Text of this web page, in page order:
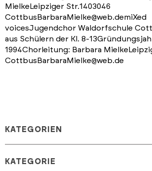
MielkeLeipziger Str.1403046
CottbusBarbaraMielke@web.demiXed
voicesJugendchor Waldorfschule
aus Schülern der Kl. 8-
1994Chorleitung: Barbara
CottbusBarbaraMielke@web.de
KATEGORIEN
KATEGORIE